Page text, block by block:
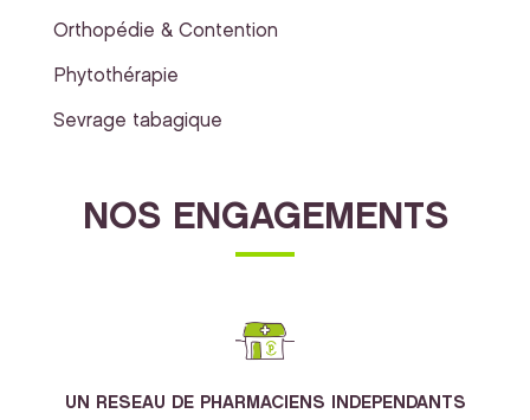
Orthopédie & Contention
Phytothérapie
Sevrage tabagique
NOS ENGAGEMENTS
UN RESEAU DE PHARMACIENS INDEPENDANTS